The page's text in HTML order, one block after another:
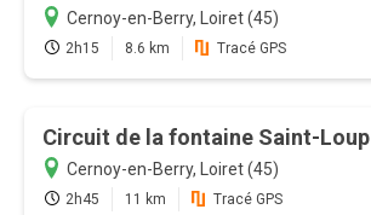
Cernoy-en-Berry, Loiret (45)
2h15 8.6 km Tracé GPS
Circuit de la fontaine Saint-Loup
Cernoy-en-Berry, Loiret (45)
2h45 11 km Tracé GPS